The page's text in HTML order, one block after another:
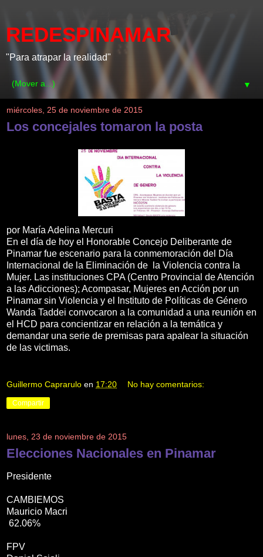
REDESPINAMAR
"Para atrapar la realidad"
▼
miércoles, 25 de noviembre de 2015
Los concejales tomaron la posta
por María Adelina Mercuri
En el día de hoy el Honorable Concejo Deliberante de
Pinamar fue escenario para la conmemoración del Día
Internacional de la Eliminación de la Violencia contra la
Mujer. Las instituciones CPA (Centro Provincial de Atención
a las Adicciones); Acompasar, Mujeres en Acción por un
Pinamar sin Violencia y el Instituto de Políticas de Género
Wanda Taddei convocaron a la comunidad a una reunión en
el HCD para concientizar en relación a la temática y
demandar una serie de premisas para apalear la situación
de las victimas.
Guillermo Caprarulo en 17:20 No hay comentarios:
Compartir
lunes, 23 de noviembre de 2015
Elecciones Nacionales en Pinamar
Presidente
CAMBIEMOS
Mauricio Macri
62.06%
FPV